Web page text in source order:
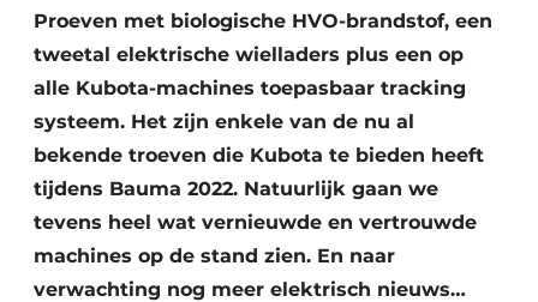
Duurzaamheid & Innovatie
Fundering
Kopen/Huren/Leasen
Sloop & Recycling
Proeven met biologische HVO-brandstof, een
tweetal elektrische wielladers plus een op
alle Kubota-machines toepasbaar tracking
systeem. Het zijn enkele van de nu al
bekende troeven die Kubota te bieden heeft
tijdens Bauma 2022. Natuurlijk gaan we
tevens heel wat vernieuwde en vertrouwde
machines op de stand zien. En naar
verwachting nog meer elektrisch nieuws…